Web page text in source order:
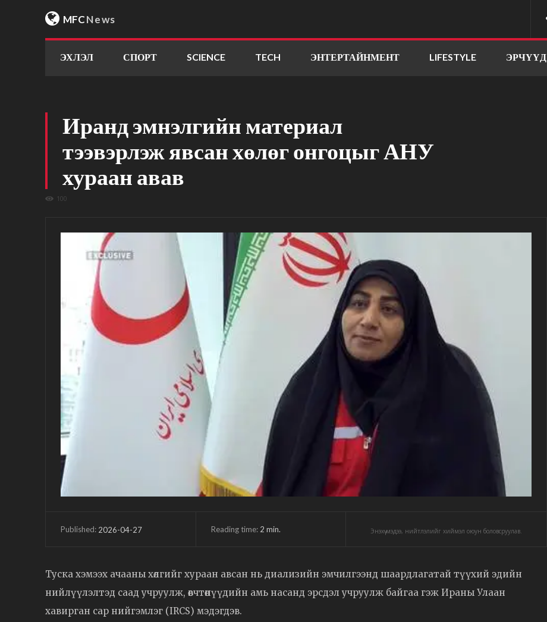
MFCNews
ЭХЛЭЛ СПОРТ SCIENCE TECH ЭНТЕРТАЙНМЕНТ LIFESTYLE ЭРЧҮҮД
Иранд эмнэлгийн материал
тээвэрлэж явсан хөлөг онгоцыг АНУ
хураан авав
100
Published: 2026-04-27 Reading time: 2 min. Энэхүү мэдээ, нийтлэлийг хиймэл оюун боловсруулав.
Туска хэмээх ачааны хөлгийг хураан авсан нь диализийн эмчилгээнд шаардлагатай түүхий эдийн
нийлүүлэлтэд саад учруулж, өвчтөнүүдийн амь насанд эрсдэл учруулж байгаа гэж Ираны Улаан
хавирган сар нийгэмлэг (IRCS) мэдэгдэв.